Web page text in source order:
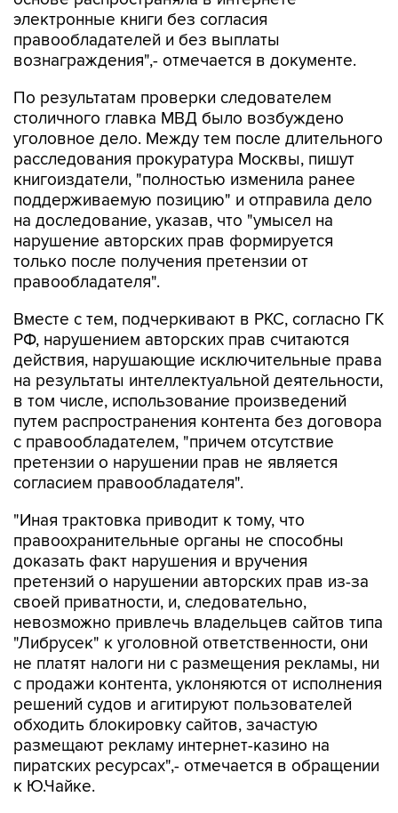
электронные книги без согласия
правообладателей и без выплаты
вознаграждения",- отмечается в документе.
По результатам проверки следователем
столичного главка МВД было возбуждено
уголовное дело. Между тем после длительного
расследования прокуратура Москвы, пишут
книгоиздатели, "полностью изменила ранее
поддерживаемую позицию" и отправила дело
на доследование, указав, что "умысел на
нарушение авторских прав формируется
только после получения претензии от
правообладателя".
Вместе с тем, подчеркивают в РКС, согласно ГК
РФ, нарушением авторских прав считаются
действия, нарушающие исключительные права
на результаты интеллектуальной деятельности,
в том числе, использование произведений
путем распространения контента без договора
с правообладателем, "причем отсутствие
претензии о нарушении прав не является
согласием правообладателя".
"Иная трактовка приводит к тому, что
правоохранительные органы не способны
доказать факт нарушения и вручения
претензий о нарушении авторских прав из-за
своей приватности, и, следовательно,
невозможно привлечь владельцев сайтов типа
"Либрусек" к уголовной ответственности, они
не платят налоги ни с размещения рекламы, ни
с продажи контента, уклоняются от исполнения
решений судов и агитируют пользователей
обходить блокировку сайтов, зачастую
размещают рекламу интернет-казино на
пиратских ресурсах",- отмечается в обращении
к Ю.Чайке.